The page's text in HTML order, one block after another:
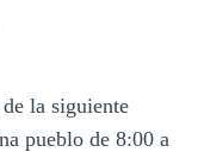
la siguiente
pueblo de 8:00 a